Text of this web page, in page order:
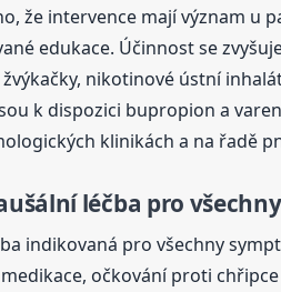
že intervence mají význam
edukace. Účinnost se
nikotinové ústní
k dispozici bupropion a
klinikách a na řadě
léčba pro
indikovaná pro všechny
očkování proti